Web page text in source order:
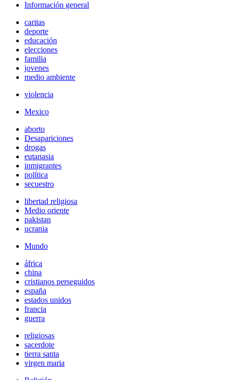
Información general
caritas
deporte
educación
elecciones
familia
jovenes
medio ambiente
violencia
Mexico
aborto
Desapariciones
drogas
eutanasia
inmigrantes
política
secuestro
libertad religiosa
Medio oriente
pakistan
ucrania
Mundo
áfrica
china
cristianos perseguidos
españa
estados unidos
francia
guerra
religiosas
sacerdote
tierra santa
virgen maria